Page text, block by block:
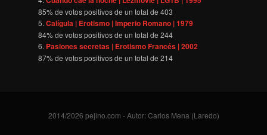
85% de votos positivos de un total de403
Calígula | Erotismo | Imperio Romano | 1979
84% de votos positivos de un total de244
Pasiones secretas | Erotismo Francés | 2002
87% de votos positivos de un total de214
2014/2026 pejino.com - Autor: Carlos Mena (Laredo)